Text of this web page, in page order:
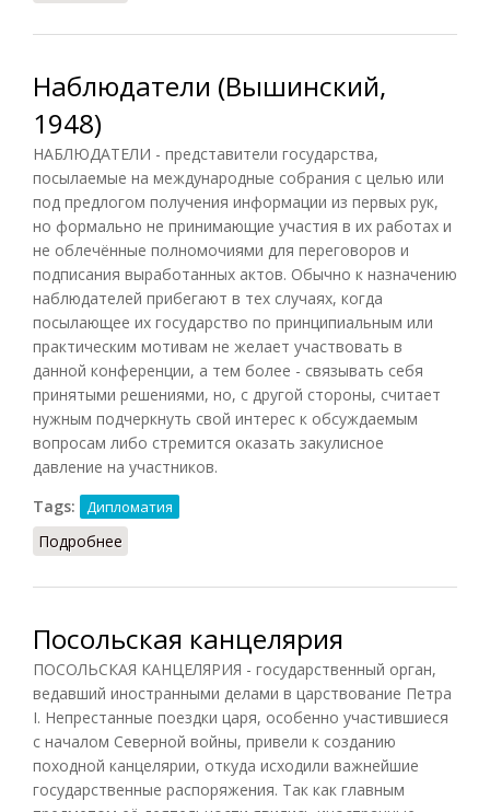
Наблюдатели (Вышинский,
1948)
НАБЛЮДАТЕЛИ - представители государства,
посылаемые на международные собрания с целью или
под предлогом получения информации из первых рук,
но формально не принимающие участия в их работах и
не облечённые полномочиями для переговоров и
подписания выработанных актов. Обычно к назначению
наблюдателей прибегают в тех случаях, когда
посылающее их государство по принципиальным или
практическим мотивам не желает участвовать в
данной конференции, а тем более - связывать себя
принятыми решениями, но, с другой стороны, считает
нужным подчеркнуть свой интерес к обсуждаемым
вопросам либо стремится оказать закулисное
давление на участников.
Tags:
Дипломатия
Подробнее
Посольская канцелярия
ПОСОЛЬСКАЯ КАНЦЕЛЯРИЯ - государственный орган,
ведавший иностранными делами в царствование Петра
I. Непрестанные поездки царя, особенно участившиеся
с началом Северной войны, привели к созданию
походной канцелярии, откуда исходили важнейшие
государственные распоряжения. Так как главным